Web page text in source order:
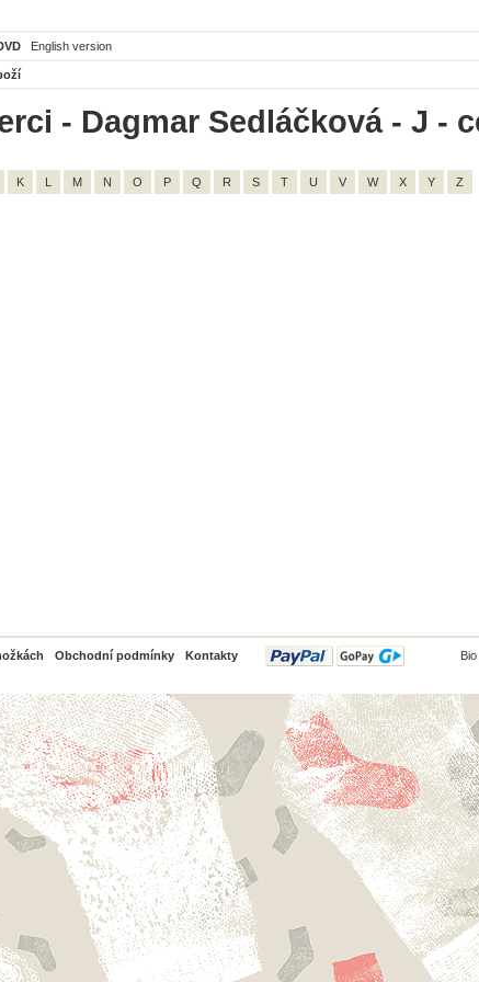
English version
- Dagmar Sedláčková - J -
K L M N O P Q R S T U V W X Y Z
Obchodní podmínky Kontakty
PayPal